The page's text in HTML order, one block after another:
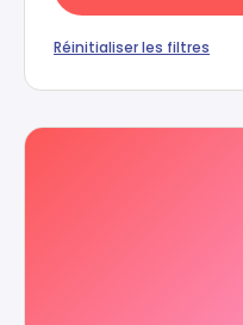
Réinitialiser les filtres